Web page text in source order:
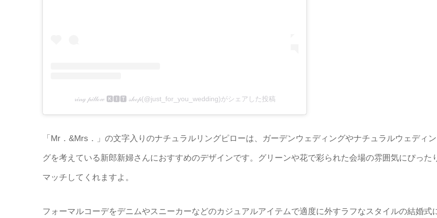
𝓇𝒾𝓃ℊ 𝓅𝒾𝓁𝓁ℴ𝓌 🅺🅸🆃 𝓈𝒽ℴ𝓅(@just_for_you_wedding)がシェアした投稿
「Mr．&Mrs．」の文字入りのナチュラルリングピローは、ガーデンウェディングやナチュラルウェディン
グを考えている新郎新婦さんにおすすめのデザインです。グリーンや花で彩られた会場の雰囲気にぴった
マッチしてくれますよ。
フォーマルコーデをデニムやスニーカーなどのカジュアルアイテムで適度に外すラフなスタイルの結婚式